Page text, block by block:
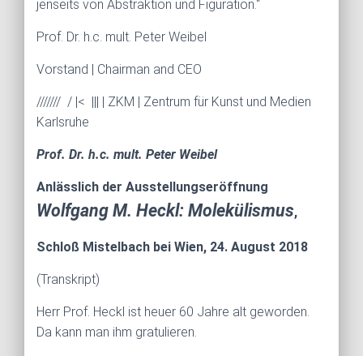
jenseits von Abstraktion und Figuration.“
Prof. Dr. h.c. mult. Peter Weibel
Vorstand | Chairman and CEO
/////// / |< ||| | ZKM | Zentrum für Kunst und Medien
Karlsruhe
Prof. Dr. h.c. mult. Peter Weibel
Anlässlich der Ausstellungseröffnung
Wolfgang M. Heckl: Molekülismus,
Schloß Mistelbach bei Wien, 24. August 2018
(Transkript)
Herr Prof. Heckl ist heuer 60 Jahre alt geworden.
Da kann man ihm gratulieren.